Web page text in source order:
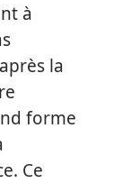
à
la
forme
Ce